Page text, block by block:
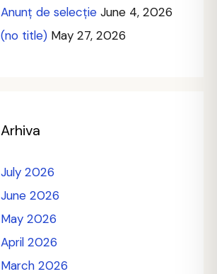
Anunț de selecție June 4, 2026
(no title) May 27, 2026
Arhiva
July 2026
June 2026
May 2026
April 2026
March 2026